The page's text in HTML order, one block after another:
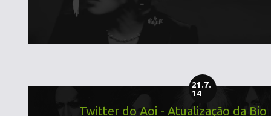
21.7.
14
Twitter do Aoi - Atualização da